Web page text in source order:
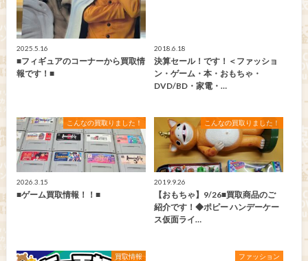
2025.5.16
■フィギュアのコーナーから買取情
報です！■
2018.6.18
決算セール！です！＜ファッショ
ン・ゲーム・本・おもちゃ・
DVD/BD・家電・…
こんなの買取りました！
2026.3.15
■ゲーム買取情報！！■
こんなの買取りました！
2019.9.26
【おもちゃ】9/26■買取商品のご
紹介です！◆ポピー ハンデーケー
ス仮面ライ…
買取情報 ファッション